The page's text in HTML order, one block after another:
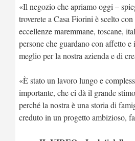
«Il negozio che apriamo oggi –
troverete a Casa Fiorini è scelto
eccellenze maremmane, toscane,
persone che guardano con affetto
meglio per la nostra azienda e di
«È stato un lavoro lungo e
importante, che ci dà il grande
perché la nostra è una storia di
creduto in un progetto ambizioso,